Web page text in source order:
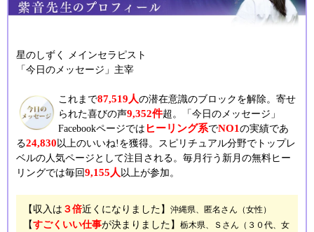
星のしずく メインセラピスト
「今日のメッセージ」主宰
これまで87,519人の潜在意識のブロックを解除。寄せ
られた喜びの声9,352件超。「今日のメッセージ」
Facebookページでは ヒーリング系でNO1 の実績であ
る24,830 以上のいいね!を獲得。スピリチュアル分野でトップレ
ベルの人気ページとして注目される。毎月行う新月の無料ヒー
リングでは毎回 9,155人 以上が参加。
【収入は ３倍近くになりました】 沖縄県、匿名さん（女性）
【すごくいい仕事が決まりました】 栃木県、Ｓさん（３０代、女